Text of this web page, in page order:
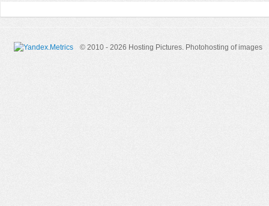
© 2010 - 2026 Hosting Pictures. Photohosting of images